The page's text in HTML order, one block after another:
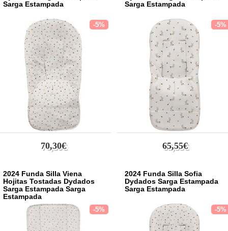
Sarga Estampada
-5%
70,30€
Sarga Estampada
-5%
65,55€
2024 Funda Silla Viena
Hojitas Tostadas Dydados
Sarga Estampada Sarga
Estampada
-5%
2024 Funda Silla Sofia
Dydados Sarga Estampada
Sarga Estampada
-5%